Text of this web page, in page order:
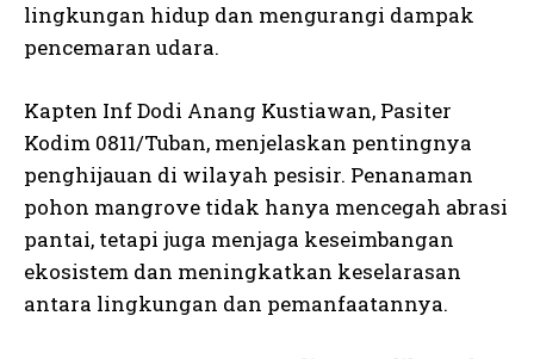
lingkungan hidup dan mengurangi dampak
pencemaran udara.
Kapten Inf Dodi Anang Kustiawan, Pasiter
Kodim 0811/Tuban, menjelaskan pentingnya
penghijauan di wilayah pesisir. Penanaman
pohon mangrove tidak hanya mencegah abrasi
pantai, tetapi juga menjaga keseimbangan
ekosistem dan meningkatkan keselarasan
antara lingkungan dan pemanfaatannya.